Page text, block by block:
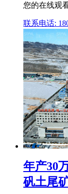
您的在线观
联系电话:
年产30
矾土尾